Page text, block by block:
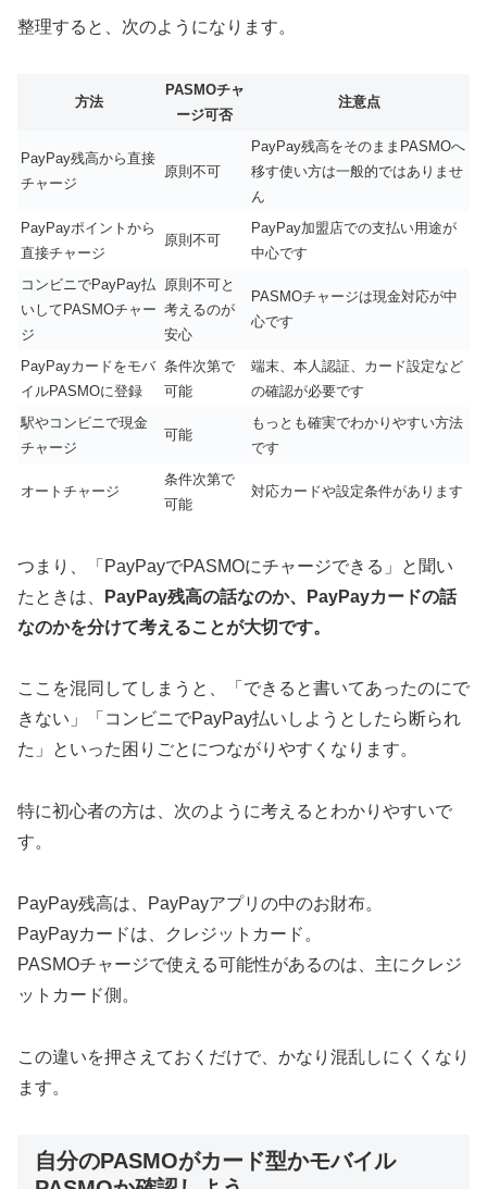
整理すると、次のようになります。
方法
PASMOチャ
ージ可否
注意点
PayPay残高から直接
チャージ
原則不可
PayPay残高をそのままPASMOへ
移す使い方は一般的ではありませ
ん
PayPayポイントから
直接チャージ
原則不可
PayPay加盟店での支払い用途が
中心です
コンビニでPayPay払
いしてPASMOチャー
ジ
原則不可と
考えるのが
安心
PASMOチャージは現金対応が中
心です
PayPayカードをモバ
イルPASMOに登録
条件次第で
可能
端末、本人認証、カード設定など
の確認が必要です
駅やコンビニで現金
チャージ
可能
もっとも確実でわかりやすい方法
です
オートチャージ
条件次第で
可能
対応カードや設定条件があります
つまり、「PayPayでPASMOにチャージできる」と聞い
たときは、
PayPay残高の話なのか、PayPayカードの話
なのかを分けて考えることが大切です。
ここを混同してしまうと、「できると書いてあったのにで
きない」「コンビニでPayPay払いしようとしたら断られ
た」といった困りごとにつながりやすくなります。
特に初心者の方は、次のように考えるとわかりやすいで
す。
PayPay残高は、PayPayアプリの中のお財布。
PayPayカードは、クレジットカード。
PASMOチャージで使える可能性があるのは、主にクレジ
ットカード側。
この違いを押さえておくだけで、かなり混乱しにくくなり
ます。
自分のPASMOがカード型かモバイル